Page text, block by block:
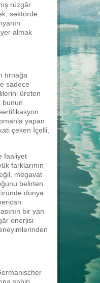
rüzgâr
sektörde
yer almak
tırnağa
sadece
üreten
bunun
yapan
çeken İçelli,
faaliyet
farklarının
megavat
belirten
dünya
bir yan
enerjisi